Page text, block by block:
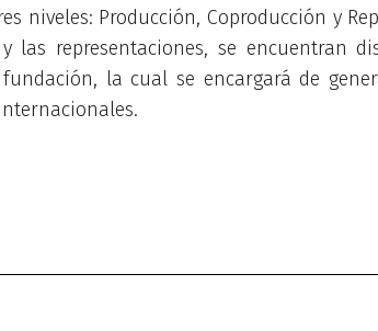
niveles: Producción, Coproducción y
las representaciones, se encuentran
la cual se encargará de